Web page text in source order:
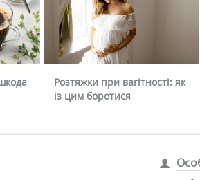
Розтяжки при вагітності: як
із цим боротися